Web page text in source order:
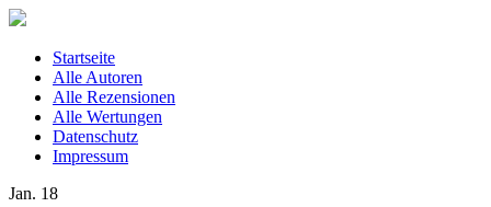
Startseite
Alle Autoren
Alle Rezensionen
Alle Wertungen
Datenschutz
Impressum
Jan. 18